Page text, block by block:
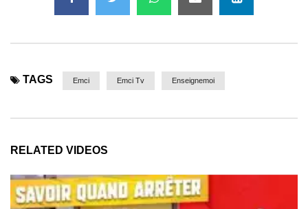
TAGS Emci Emci Tv Enseignemoi
RELATED VIDEOS